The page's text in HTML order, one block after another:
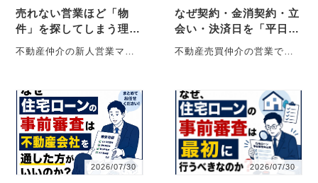
売れない営業ほど「物
件」を探してしまう理由
【不動産売買仲介営業】
不動産仲介の新人営業マン
見つかれば、お客様・・・
なぜ契約・金消契約・立
会い・決済日を「平日」
で設定する必要があるの
か？
不動産売買仲介の営業で
お客様との間・・・
2026/07/30 2026/07/30